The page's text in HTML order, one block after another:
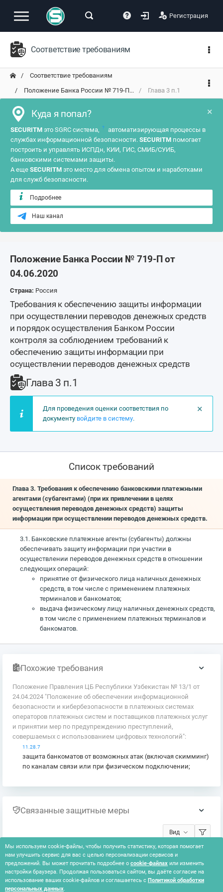
Регистрация
Соответствие требованиям
Соответствие требованиям
Положение Банка России № 719-П...
Глава 3 п.1
×
Куда я попал?
SECURITM это SGRC система, ?
автоматизирующая процессы в
службах информационной безопасности. SECURITM помогает
построить и управлять ИСПДн, КИИ, ГИС, СМИБ/СУИБ,
банковскими системами защиты.
А еще SECURITM это место для обмена опытом и наработками
для служб безопасности.
Подробнее
Наш канал
Положение Банка России № 719-П от
04.06.2020
Страна: Россия
Требования к обеспечению защиты информации
при осуществлении переводов денежных средств
и порядок осуществления Банком России
контроля за соблюдением требований к
обеспечению защиты информации при
осуществлении переводов денежных средств
Глава 3 п.1
×
Для проведения оценки соответствия по
документу войдите в систему.
Список требований
Глава 3. Требования к обеспечению банковскими платежными
агентами (субагентами) (при их привлечении в целях
осуществления переводов денежных средств) защиты
информации при осуществлении переводов денежных средств.
3.1. Банковские платежные агенты (субагенты) должны
обеспечивать защиту информации при участии в
осуществлении переводов денежных средств в отношении
следующих операций:
принятие от физического лица наличных денежных
средств, в том числе с применением платежных
терминалов и банкоматов;
выдача физическому лицу наличных денежных средств,
в том числе с применением платежных терминалов и
банкоматов.
Похожие требования
Положение Правления ЦБ Республики Узбекистан № 13/1 от
24.04.2024 "Положение об обеспечении информационной
безопасности и кибербезопасности в платежных системах
операторов платежных систем и поставщиков платежных услуг
и принятии мер по предупреждению преступлений,
совершаемых с использованием цифровых технологий":
11.28.7
защита банкоматов от возможных атак (включая скимминг)
по каналам связи или при физическом подключении;
Связанные защитные меры
Вид
Ничего не найдено
Мы используем cookie-файлы, чтобы получить статистику, которая помогает
нам улучшить сервис для вас с целью персонализации сервисов и
предложений. Вы может прочитать подробнее о cookie-файлах или изменить
настройки браузера. Продолжая пользоваться сайтом, вы даёте согласие на
использование ваших cookie-файлов и соглашаетесь с Политикой обработки
персональных данных.